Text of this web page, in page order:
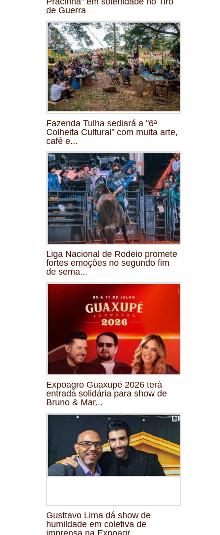
de Guerra
Fazenda Tulha sediará a "6ª
Colheita Cultural" com muita arte,
café e...
Liga Nacional de Rodeio promete
fortes emoções no segundo fim
de sema...
Expoagro Guaxupé 2026 terá
entrada solidária para show de
Bruno & Mar...
Gusttavo Lima dá show de
humildade em coletiva de
imprensa na Expoagr...